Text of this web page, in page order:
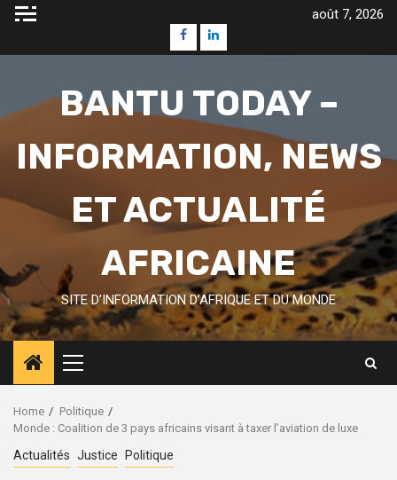
Skip
août 7, 2026
FacebookLinkedin
BANTU TODAY –
INFORMATION, NEWS
ET ACTUALITÉ
AFRICAINE
SITE D’INFORMATION D’AFRIQUE ET DU MONDE
Primary
Menu
Home
Politique
Monde : Coalition de 3 pays africains visant à taxer l’aviation de luxe
Actualités Justice Politique